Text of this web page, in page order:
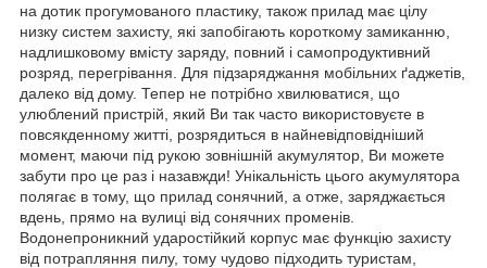
на дотик прогумованого пластику, також прилад має цілу
низку систем захисту, які запобігають короткому замиканню,
надлишковому вмісту заряду, повний і самопродуктивний
розряд, перегрівання. Для підзаряджання мобільних ґаджетів,
далеко від дому. Тепер не потрібно хвилюватися, що
улюблений пристрій, який Ви так часто використовуєте в
повсякденному житті, розрядиться в найневідповідніший
момент, маючи під рукою зовнішній акумулятор, Ви можете
забути про це раз і назавжди! Унікальність цього акумулятора
полягає в тому, що прилад сонячний, а отже, заряджається
вдень, прямо на вулиці від сонячних променів.
Водонепроникний ударостійкий корпус має функцію захисту
від потрапляння пилу, тому чудово підходить туристам,